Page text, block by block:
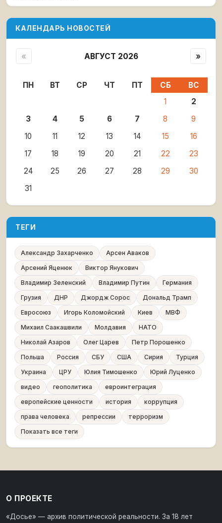
КАЛЕНДАРЬ НОВОСТЕЙ
« АВГУСТ 2026 »
ПН ВТ СР ЧТ ПТ СБ
ВС
1
2
3
4 5 6 7 8
9
10
11 12 13 14 15
16
17
18 19 20 21 22
23
24
25 26 27 28 29
30
31
ТЕГИ
Александр Захарченко
Арсен Аваков
Арсений Яценюк
Виктор Янукович
Владимир Зеленский
Владимир Путин
Германия
Грузия
ДНР Джордж Сорос
Дональд Трамп
Евросоюз
Игорь Коломойский Киев
МВФ
Михаил Саакашвили
Молдавия
НАТО
Николай Азаров
Олег Царев
Петр Порошенко
Польша
Россия СБУ США Сирия
Турция
Украина
ЦРУ Юлия Тимошенко
Юрий Луценко
видео
геополитика
евроинтеграция
европейские ценности
история
коррупция
права человека
репрессии
терроризм
Показать все теги
О ПРОЕКТЕ
«Досье» — архив политической реальности. За 18 лет